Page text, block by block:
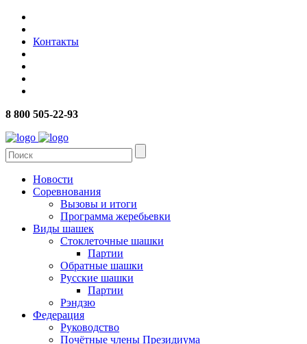
Контакты
8 800 505-22-93
Новости
Соревнования
Вызовы и итоги
Программа жеребьевки
Виды шашек
Стоклеточные шашки
Партии
Обратные шашки
Русские шашки
Партии
Рэндзю
Федерация
Руководство
Почётные члены Президиума